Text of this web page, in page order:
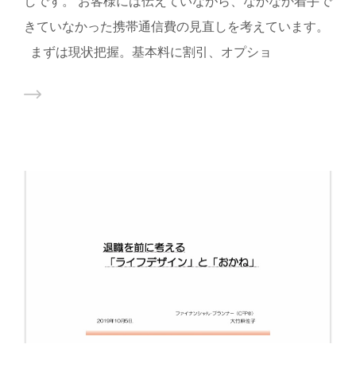
きていなかった携帯通信費の見直しを考えています。
まずは現状把握。基本料に割引、オプショ